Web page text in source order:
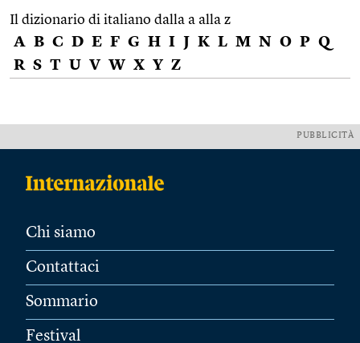
Il dizionario di italiano dalla a alla z
A B C D E F G H I J K L M N O P Q
R S T U V W X Y Z
PUBBLICITÀ
Chi siamo
Contattaci
Sommario
Festival